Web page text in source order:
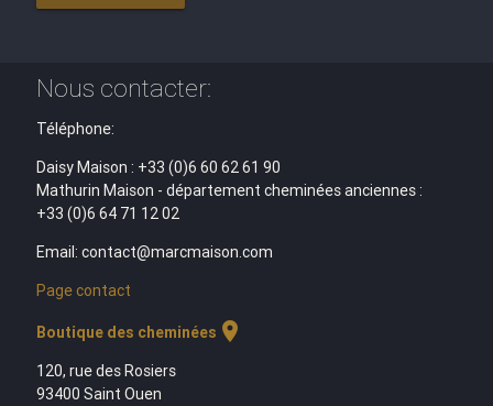
Nous contacter:
Téléphone:
Daisy Maison : +33 (0)6 60 62 61 90
Mathurin Maison - département cheminées anciennes :
+33 (0)6 64 71 12 02
Email: contact@marcmaison.com
Page contact
Boutique des cheminées location_on
120, rue des Rosiers
93400 Saint Ouen